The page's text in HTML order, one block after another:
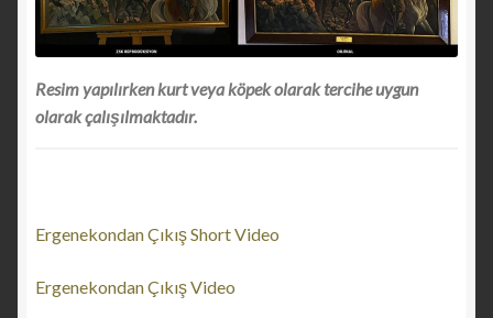
Resim yapılırken kurt veya köpek olarak tercihe uygun
olarak çalışılmaktadır.
Ergenekondan Çıkış Short Video
Ergenekondan Çıkış Video